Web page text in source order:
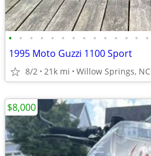
• • • • • • • • • • • • • •
1995 Moto Guzzi 1100 Sport
8/2 21k mi Willow Springs, NC
$8,000